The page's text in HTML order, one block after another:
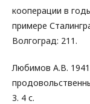
кооперации в
примере
Волгоград: 211.
Любимов А.В.
3. 4 с.